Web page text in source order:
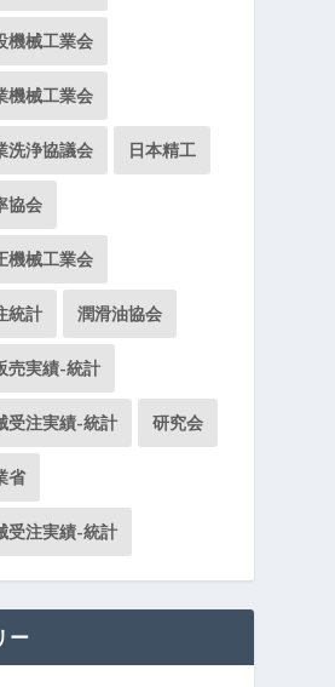
機械工業会
機械工業会
洗浄協議会 日本精工
協会
機械工業会
統計 潤滑油協会
売実績-統計
受注実績-統計 研究会
省
受注実績-統計
ー